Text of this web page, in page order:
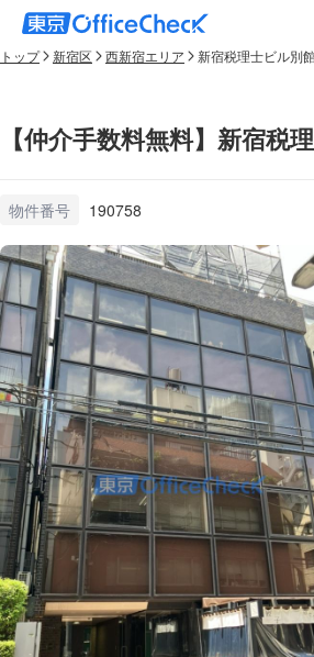
トップ 新宿区 西新宿エリア 新宿税理士ビル別
【仲介手数料無料】新宿税
物件番号 190758